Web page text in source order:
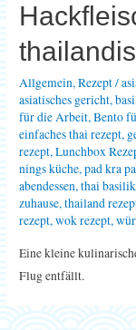
Allgemein,Rezept/
asiatisches gericht,
für die Arbeit,Bento
einfaches thai rezept,
rezept,Lunchbox
nings küche,pad kra
abendessen,thai
zuhause,thailand
rezept,wok rezept,
Eine kleine
Flug entfällt.